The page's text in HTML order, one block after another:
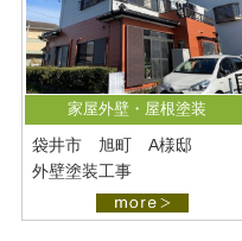
家屋外壁・屋根塗装
袋井市 旭町 A様邸
外壁塗装工事